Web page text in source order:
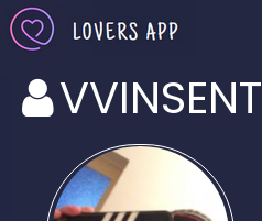
VVINSENT